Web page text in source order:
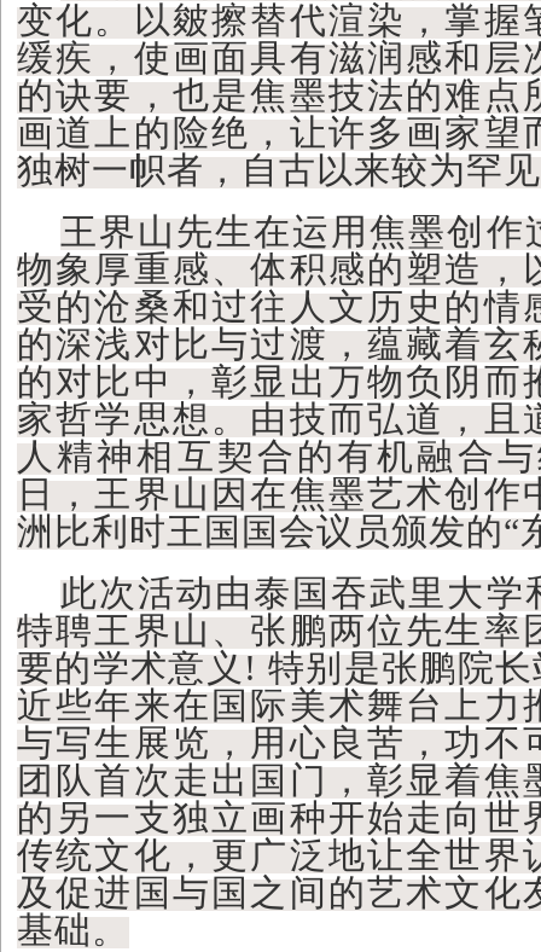
变化。以皴擦替代渲染，掌握
缓疾，使画面具有滋润感和层
的诀要，也是焦墨技法的难点
画道上的险绝，让许多画家望
独树一帜者，自古以来较为罕
王界山先生在运用焦墨创作
物象厚重感、体积感的塑造，
受的沧桑和过往人文历史的情
的深浅对比与过渡，蕴藏着玄
的对比中，彰显出万物负阴而
家哲学思想。由技而弘道，且
人精神相互契合的有机融合
日，王界山因在焦墨艺术创作
洲比利时王国国会议员颁发的“
此次活动由泰国吞武里大学
特聘王界山、张鹏两位先生率
要的学术意义! 特别是张鹏院
近些年来在国际美术舞台上力
与写生展览，用心良苦，功不
团队首次走出国门，彰显着焦
的另一支独立画种开始走向世
传统文化，更广泛地让全世界
及促进国与国之间的艺术文化
基础。